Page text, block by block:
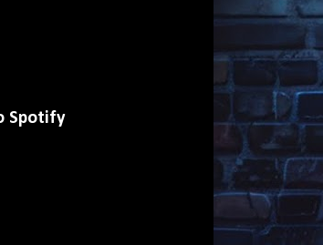
Spotify